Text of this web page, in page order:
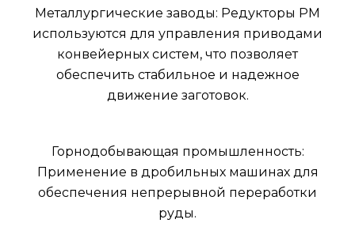
Металлургические заводы: Редукторы РМ
используются для управления приводами
конвейерных систем, что позволяет
обеспечить стабильное и надежное
движение заготовок.
Горнодобывающая промышленность:
Применение в дробильных машинах для
обеспечения непрерывной переработки
руды.